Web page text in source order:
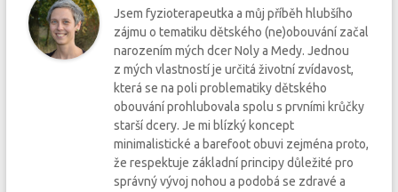
Jsem fyzioterapeutka a můj příběh hlubšího
zájmu o tematiku dětského (ne)obouvání začal
narozením mých dcer Noly a Medy. Jednou
z mých vlastností je určitá životní zvídavost,
která se na poli problematiky dětského
obouvání prohlubovala spolu s prvními krůčky
starší dcery. Je mi blízký koncept
minimalistické a barefoot obuvi zejména proto,
že respektuje základní principy důležité pro
správný vývoj nohou a podobá se zdravé a